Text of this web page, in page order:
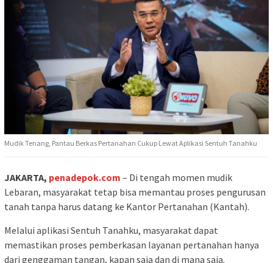
Mudik Tenang, Pantau Berkas Pertanahan Cukup Lewat Aplikasi Sentuh Tanahku
JAKARTA, penadepok.com – Di tengah momen mudik
Lebaran, masyarakat tetap bisa memantau proses pengurusan
tanah tanpa harus datang ke Kantor Pertanahan (Kantah).
Melalui aplikasi Sentuh Tanahku, masyarakat dapat
memastikan proses pemberkasan layanan pertanahan hanya
dari genggaman tangan, kapan saja dan di mana saja.